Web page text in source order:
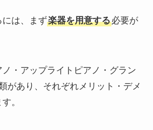
には、まず楽器を用意する必要が
・アップライトピアノ・グラン
があり、それぞれメリット・デメ
。